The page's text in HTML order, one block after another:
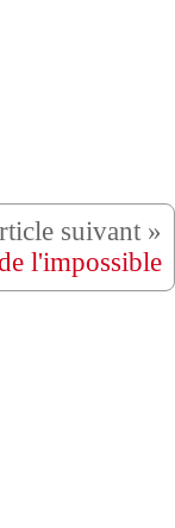
l'impossible